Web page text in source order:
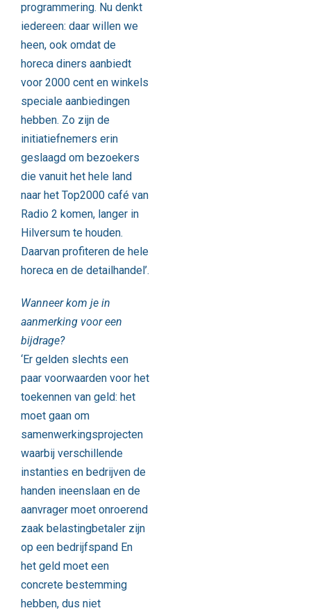
programmering. Nu denkt
iedereen: daar willen we
heen, ook omdat de
horeca diners aanbiedt
voor 2000 cent en winkels
speciale aanbiedingen
hebben. Zo zijn de
initiatiefnemers erin
geslaagd om bezoekers
die vanuit het hele land
naar het Top2000 café van
Radio 2 komen, langer in
Hilversum te houden.
Daarvan profiteren de hele
horeca en de detailhandel’.
Wanneer kom je in
aanmerking voor een
bijdrage?
‘Er gelden slechts een
paar voorwaarden voor het
toekennen van geld: het
moet gaan om
samenwerkingsprojecten
waarbij verschillende
instanties en bedrijven de
handen ineenslaan en de
aanvrager moet onroerend
zaak belastingbetaler zijn
op een bedrijfspand En
het geld moet een
concrete bestemming
hebben, dus niet